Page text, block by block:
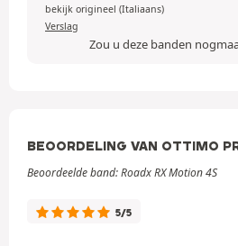
bekijk origineel (Italiaans)
Verslag
Zou u deze banden
BEOORDELING VAN OTTIMO
Beoordeelde band: Roadx RX Motion 4S
5/5